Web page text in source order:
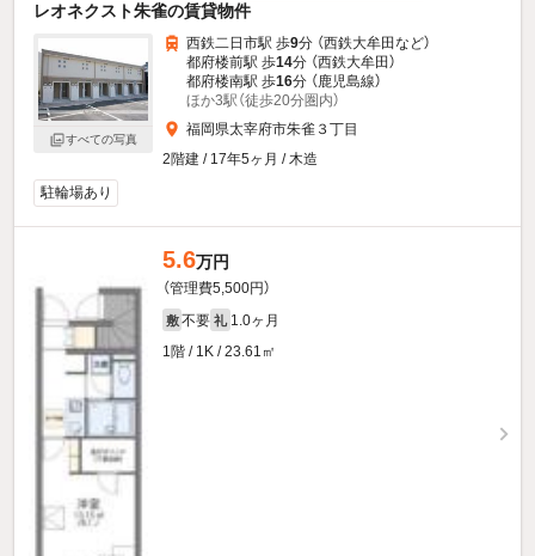
レオネクスト朱雀の賃貸物件
すべての写真
西鉄二日市駅 歩9分 （西鉄大牟田など）
都府楼前駅 歩14分 （西鉄大牟田）
都府楼南駅 歩16分 （鹿児島線）
ほか3駅（徒歩20分圏内）
福岡県太宰府市朱雀３丁目
2階建 / 17年5ヶ月 / 木造
駐輪場あり
5.6万円
（管理費5,500円）
敷 不要 礼 1.0ヶ月
1階 / 1K / 23.61㎡